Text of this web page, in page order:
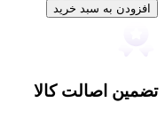
افزودن به سبد خرید
تضمین اصالت کالا